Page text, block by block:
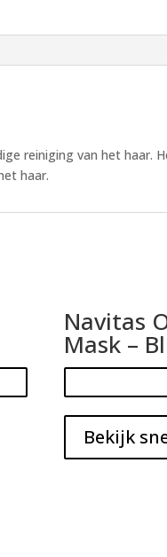
reiniging van het haar.
haar.
Navitas
Mask –
Bekijk